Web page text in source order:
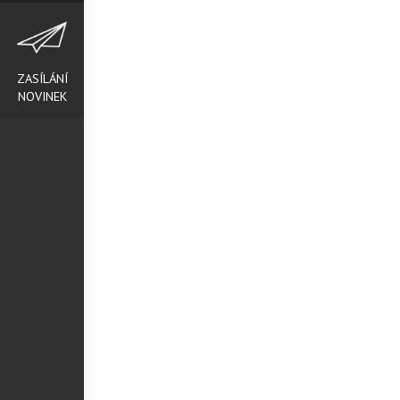
ZASÍLÁNÍ
NOVINEK